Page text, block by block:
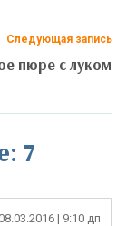
Следующая запись
пюре с луком
7
| 9:10 дп